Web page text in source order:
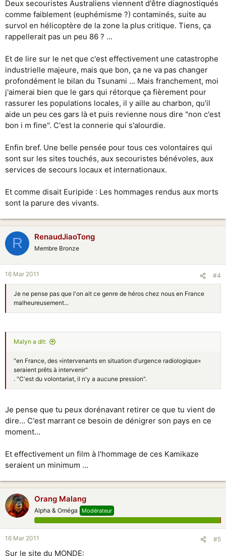
Deux secouristes Australiens viennent d'être diagnostiqués
comme faiblement (euphémisme ?) contaminés, suite au
survol en hélicoptère de la zone la plus critique. Tiens, ça
rappellerait pas un peu 86 ? ...
Et de lire sur le net que c'est effectivement une catastrophe
industrielle majeure, mais que bon, ça ne va pas changer
profondément le bilan du Tsunami ... Mais franchement, moi
j'aimerai bien que le gars qui rétorque ça fièrement pour
rassurer les populations locales, il y aille au charbon, qu'il
aide un peu ces gars là et puis revienne nous dire "non c'est
bon i m fine". C'est la connerie qui s'alourdie.
Enfin bref. Une belle pensée pour tous ces volontaires qui
sont sur les sites touchés, aux secouristes bénévoles, aux
services de secours locaux et internationaux.
Et comme disait Euripide : Les hommages rendus aux morts
sont la parure des vivants.
R RenaudJiaoTong
Membre Bronze
16 Mar 2011 #4
Je ne pense pas que l'on ait ce genre de héros chez nous en France
malheureusement...
Malyn a dit:
"en France, des «intervenants en situation d'urgence radiologique»
seraient prêts à intervenir"
. "C'est du volontariat, il n'y a aucune pression".
Je pense que tu peux dorénavant retirer ce que tu vient de
dire... C'est marrant ce besoin de dénigrer son pays en ce
moment...
Et effectivement un film à l'hommage de ces Kamikaze
seraient un minimum ...
Orang Malang
Alpha & Oméga Modérateur
16 Mar 2011 #5
Sur le site du MONDE: